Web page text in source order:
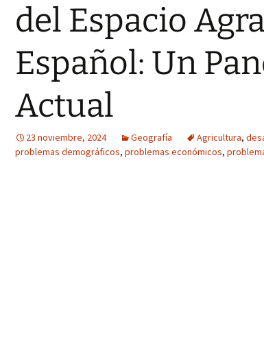
del Espacio
Español: Un
Actual
23 noviembre, 2024 Geografía Agricultura,
problemas demográficos, problemas económicos,